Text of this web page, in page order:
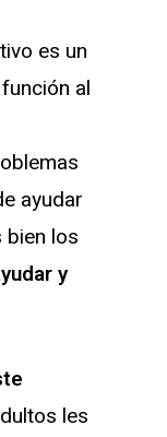
es un
al
ayudar
bien los
y
les